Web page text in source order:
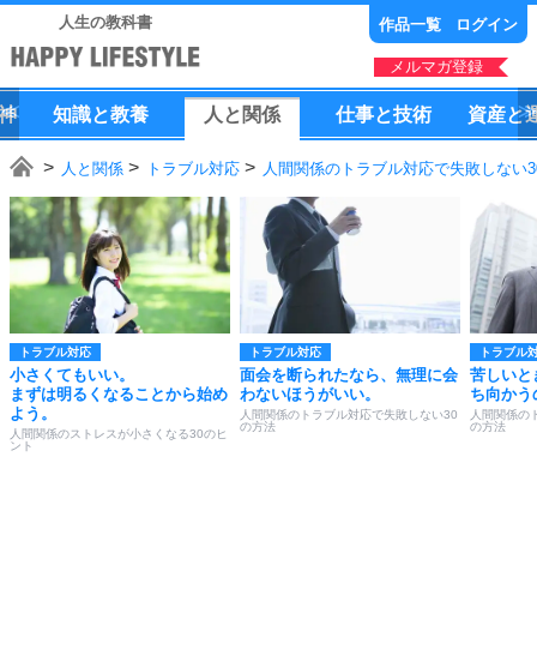
人生の教科書 作品一覧 ログイン
メルマガ登録
知識と教養 人 と 関係 仕事と技術 資産と
人と関係 トラブル対応 人間関係のトラブル対応で失敗しない
トラブル対応
小さくてもいい。
まずは明るくなることから始め
よう。
人間関係のストレスが小さくなる30のヒ
ント
トラブル対応
面会を断られたなら、無理に会
わないほうがいい。
人間関係のトラブル対応で失敗しない30
の方法
トラブル
苦しいと
ち向かう
人間関係の
の方法